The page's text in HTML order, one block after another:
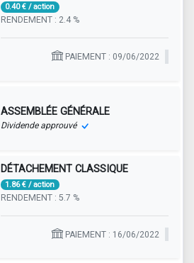
0.40 € / action
RENDEMENT : 2.4 %
PAIEMENT : 09/06/2022
ASSEMBLÉE GÉNÉRALE
Dividende approuvé
DÉTACHEMENT CLASSIQUE
1.86 € / action
RENDEMENT : 5.7 %
PAIEMENT : 16/06/2022